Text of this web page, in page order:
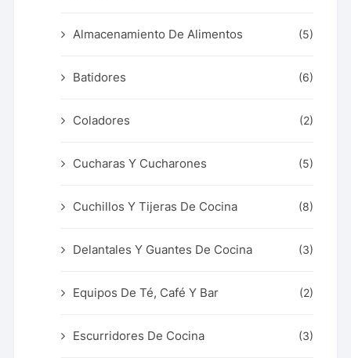
Almacenamiento De Alimentos (5)
Batidores (6)
Coladores (2)
Cucharas Y Cucharones (5)
Cuchillos Y Tijeras De Cocina (8)
Delantales Y Guantes De Cocina (3)
Equipos De Té, Café Y Bar (2)
Escurridores De Cocina (3)